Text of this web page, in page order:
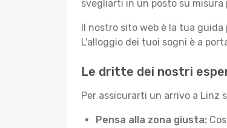
svegliarti in un posto su
Il nostro sito web è la tua guida
L'alloggio dei tuoi sogni è a
Le dritte dei nostri
Per assicurarti un arrivo a Linz
Pensa alla zona giusta: